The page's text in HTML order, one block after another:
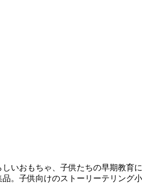
いおもちゃ、子供たちの早期教育
。子供向けのストーリーテリング